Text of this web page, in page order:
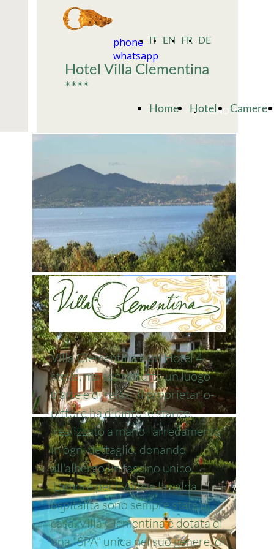
PRENOTA
phone
whatsapp
IT EN FR DE
Home Hotel Camere
Villa Clementina è un Hotel 4
stelle, ma soprattutto un luogo
d'arte e di relax: il proprietario-
pittore ha dipinto le stanze,
realizzato a mano l'arredamento
in ogni dettaglio, donando
all'albergo un fascino unico.
L'amore per l' Arte e la calda
ospitalità sono sempre state di
casa. Villa Clementina è dotata di
una "SPA" unica nel suo genere, di
Hotel Villa Clementina
****